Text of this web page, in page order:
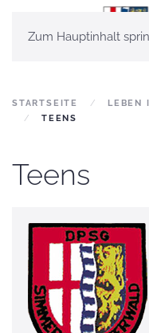
Zum Hauptinhalt
STARTSEITE LEBEN
TEENS
Teens